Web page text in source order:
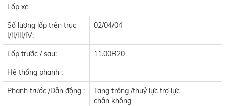
Lốp xe
Số lượng lốp trên trục
I/II/III/IV:
02/04/04
Lốp trước / sau: 11.00R20
Hệ thống phanh :
Phanh trước /Dẫn động :
Tang trống /thuỷ lực trợ lực
chân không